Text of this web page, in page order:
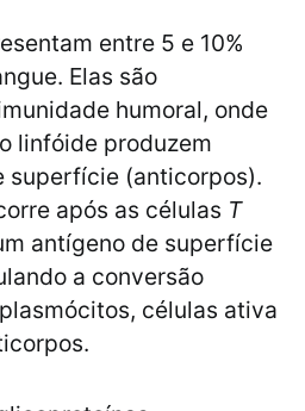
entre 5 e 10%
Elas são
humoral, onde
linfóide produzem
superfície (anticorpos).
após as células T
antígeno de superfície
a conversão
células ativa